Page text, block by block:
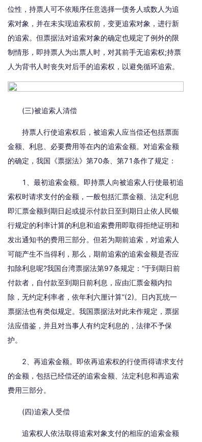
位性，持票人可不依顺序任意选择一债务人或数人为追
索对象，并在未实现追索权前，变更追索对象，进行新
的追索。但票据法对追索对象的确定也规定了例外的限
制情形，即持票人为出票人时，对其前手无追索权;持票
人为背书人时丧失对后手的追索权，以避免循环追索。
(三)被追索人清偿
持票人行使追索权后，被追索人应当偿还包括票面
金额、利息、必要费用等在内的追索金额。对追索金额
的确定，我国《票据法》第70条、第71条作了规定：
1、最初追索金额。即持票人向被追索人行使最初追
索权时请求支付的金额，一般包括汇票金额、法定利息
即汇票金额到期日起或提示付款日至到期日止依人民银
行规定的利率计算的利息和追索费用即取得拒绝证明和
发出通知书的费用三部分。但若为期前追索，对追索人
可能产生不当得利，那么，期前追索的追索金额是否应
扣除利息呢?我国台湾票据法第97条规定：“于到期日前
付款者，自付款至到期日前利息，应由汇票金额内扣
除，无约定利率者，依年利六厘计算”(2)。日内瓦统一
票据法也有类似规定。我国票据法对此未作规定，票据
法应借鉴，并且对当事人有约定利息的，法律不予保
护。
2、再追索金额。即依再追索权的行使而得请求支付
的金额，包括已经偿还的追索金额、法定利息和再追索
费用三部分。
(四)追索人受偿
追索权人依法取得追索对象支付的相应的追索金额